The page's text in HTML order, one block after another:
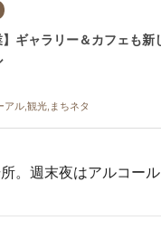
】ギャラリー＆カフェも
アル,観光,まちネタ
。週末夜はアルコール